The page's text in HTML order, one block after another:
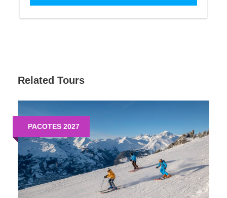
43%
INTERMEDIÁRIO
Related Tours
PACOTES 2027